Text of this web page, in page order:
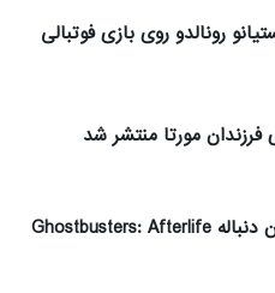
رونالدو روی بازی فوتبالی
مورتا منتشر شد
کارگردان و بازیگران دنباله Ghostbusters: Afterlife